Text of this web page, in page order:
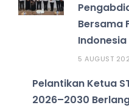
Bersama
Indonesia
5 AUGUST
Pelantikan Ketua
2026–2030